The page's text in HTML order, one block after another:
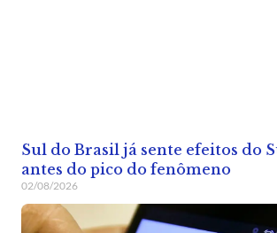
Sul do Brasil já sente efeitos do
antes do pico do fenômeno
02/08/2026